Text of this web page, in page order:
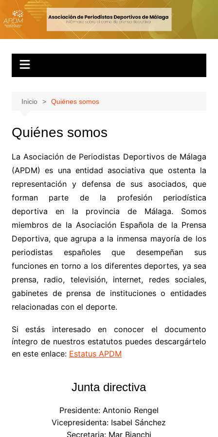
Inicio Quiénes somos
Quiénes somos
La Asociación de Periodistas Deportivos de Málaga
(APDM) es una entidad asociativa que ostenta la
representación y defensa de sus asociados, que
forman parte de la profesión periodística
deportiva en la provincia de Málaga. Somos
miembros de la Asociación Española de la Prensa
Deportiva, que agrupa a la inmensa mayoría de los
periodistas españoles que desempeñan sus
funciones en torno a los diferentes deportes, ya sea
prensa, radio, televisión, internet, redes sociales,
gabinetes de prensa de instituciones o entidades
relacionadas con el deporte.
Si estás interesado en conocer el documento
íntegro de nuestros estatutos puedes descargártelo
en este enlace: Estatus APDM
Junta directiva
Presidente: Antonio Rengel
Vicepresidenta: Isabel Sánchez
Secretaria: Mar Bianchi